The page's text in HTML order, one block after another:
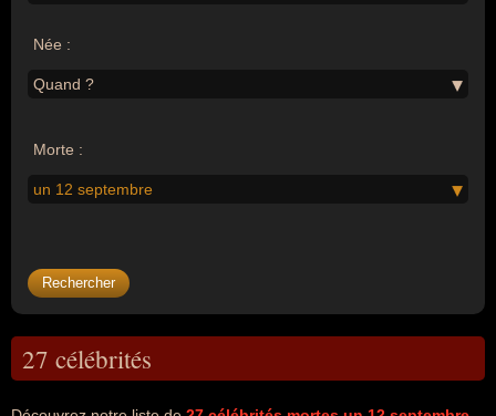
Née :
Quand ?
Morte :
un 12 septembre
27 célébrités